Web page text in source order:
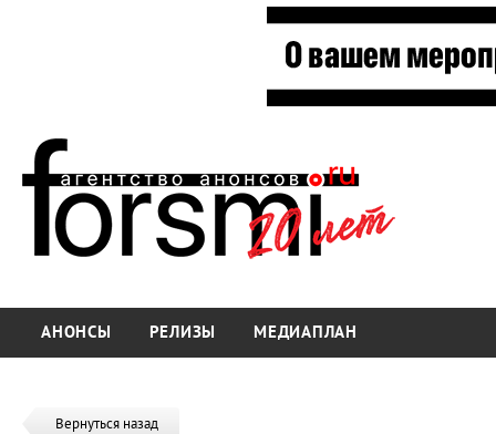
АНОНСЫ РЕЛИЗЫ МЕДИАПЛАН
Вернуться назад